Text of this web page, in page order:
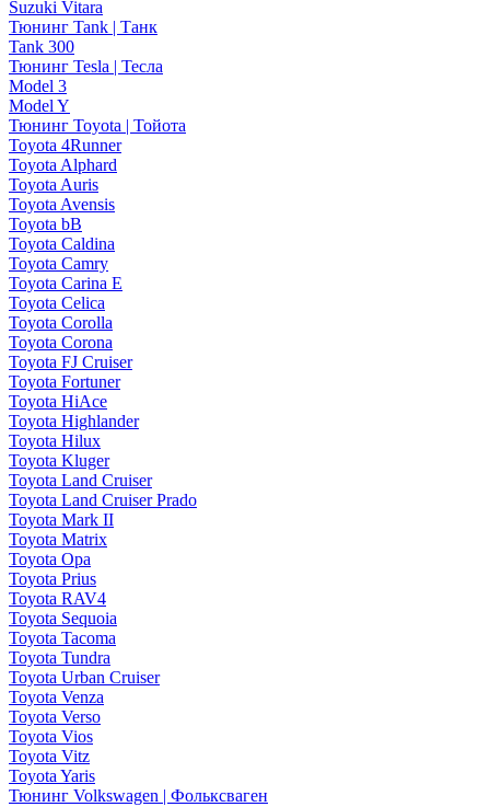
Suzuki Vitara
Тюнинг Tank | Танк
Tank 300
Тюнинг Tesla | Тесла
Model 3
Model Y
Тюнинг Toyota | Тойота
Toyota 4Runner
Toyota Alphard
Toyota Auris
Toyota Avensis
Toyota bB
Toyota Caldina
Toyota Camry
Toyota Carina E
Toyota Celica
Toyota Corolla
Toyota Corona
Toyota FJ Cruiser
Toyota Fortuner
Toyota HiAce
Toyota Highlander
Toyota Hilux
Toyota Kluger
Toyota Land Cruiser
Toyota Land Cruiser Prado
Toyota Mark II
Toyota Matrix
Toyota Opa
Toyota Prius
Toyota RAV4
Toyota Sequoia
Toyota Tacoma
Toyota Tundra
Toyota Urban Cruiser
Toyota Venza
Toyota Verso
Toyota Vios
Toyota Vitz
Toyota Yaris
Тюнинг Volkswagen | Фольксваген